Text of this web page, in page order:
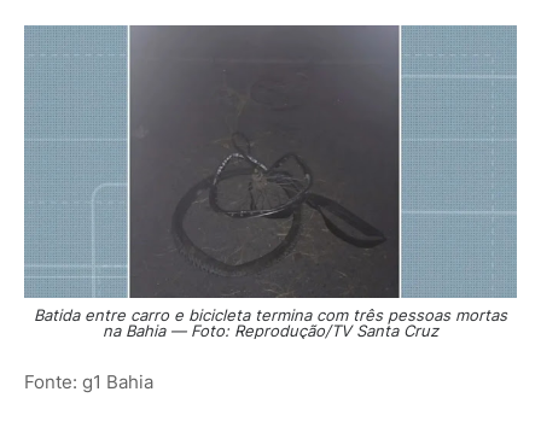
Batida entre carro e bicicleta termina com três pessoas mortas
na Bahia — Foto: Reprodução/TV Santa Cruz
Fonte: g1 Bahia